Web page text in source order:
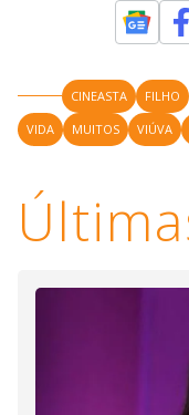
CINEASTA FILHO
VIDA
MUITOS VIÚVA